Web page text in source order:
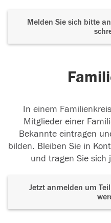
Melden Sie sich bitte
In einem
Mitglieder einer
Bekannte eintragen
bilden. Bleiben Sie in
und tragen Sie sich
Jetzt anmelden um